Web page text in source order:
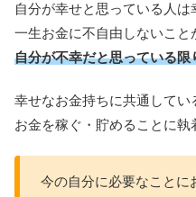
自分が幸せと思っている人は
一生お金に不自由しないこと
自分が不幸だと思っている限
幸せなお金持ちに共通してい
お金を稼ぐ・貯めることに執
今の自分に必要なことに